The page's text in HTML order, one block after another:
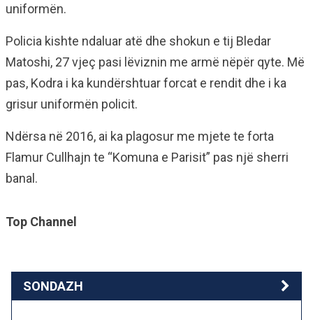
uniformën.
Policia kishte ndaluar atë dhe shokun e tij Bledar
Matoshi, 27 vjeç pasi lëviznin me armë nëpër qyte. Më
pas, Kodra i ka kundërshtuar forcat e rendit dhe i ka
grisur uniformën policit.
Ndërsa në 2016, ai ka plagosur me mjete te forta
Flamur Cullhajn te “Komuna e Parisit” pas një sherri
banal.
Top Channel
SONDAZH